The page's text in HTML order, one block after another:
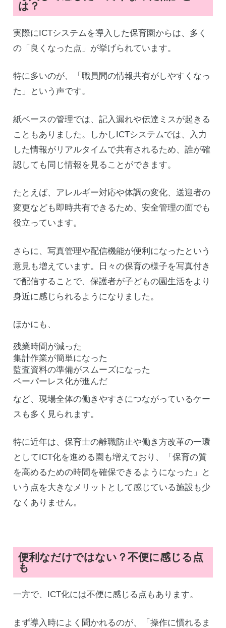
は？
実際にICTシステムを導入した保育園からは、多く
の「良くなった点」が挙げられています。
特に多いのが、「職員間の情報共有がしやすくなっ
た」という声です。
紙ベースの管理では、記入漏れや伝達ミスが起きる
こともありました。しかしICTシステムでは、入力
した情報がリアルタイムで共有されるため、誰が確
認しても同じ情報を見ることができます。
たとえば、アレルギー対応や体調の変化、送迎者の
変更なども即時共有できるため、安全管理の面でも
役立っています。
さらに、写真管理や配信機能が便利になったという
意見も増えています。日々の保育の様子を写真付き
で配信することで、保護者が子どもの園生活をより
身近に感じられるようになりました。
ほかにも、
残業時間が減った
集計作業が簡単になった
監査資料の準備がスムーズになった
ペーパーレス化が進んだ
など、現場全体の働きやすさにつながっているケー
スも多く見られます。
特に近年は、保育士の離職防止や働き方改革の一環
としてICT化を進める園も増えており、「保育の質
を高めるための時間を確保できるようになった」と
いう点を大きなメリットとして感じている施設も少
なくありません。
便利なだけではない？不便に感じる点
も
一方で、ICT化には不便に感じる点もあります。
まず導入時によく聞かれるのが、「操作に慣れるま